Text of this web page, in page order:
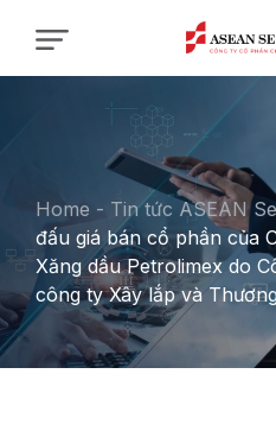
Home - Tin tức ASEAN
đấu giá bán cổ phần của
Xăng dầu Petrolimex do
công ty Xây lắp và